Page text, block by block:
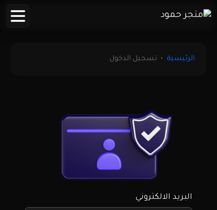
الرئيسية تسجيل الدخول
البريد الالكتروني